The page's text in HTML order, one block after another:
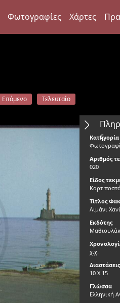
Φωτογραφίες Χάρτες
Επόμενο Τελευταίο
ς
Αριθμός
020
Είδος
Καρτ
Τίτλος
Λιμάνι
Εκδότης
χ.χ.
Διαστάσεις
10 Χ 15
Γλώσσα
Ελληνική